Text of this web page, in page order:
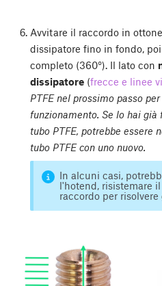
Avvitare il raccordo in
dissipatore fino in fondo,
completo (360°). Il lato con
dissipatore(frecce e linee
PTFE nel prossimo passo
funzionamento. Se lo hai
tubo PTFE, potrebbe essere
tubo PTFE con uno nuovo.
In alcuni casi,
l'hotend, risistemare
raccordo per